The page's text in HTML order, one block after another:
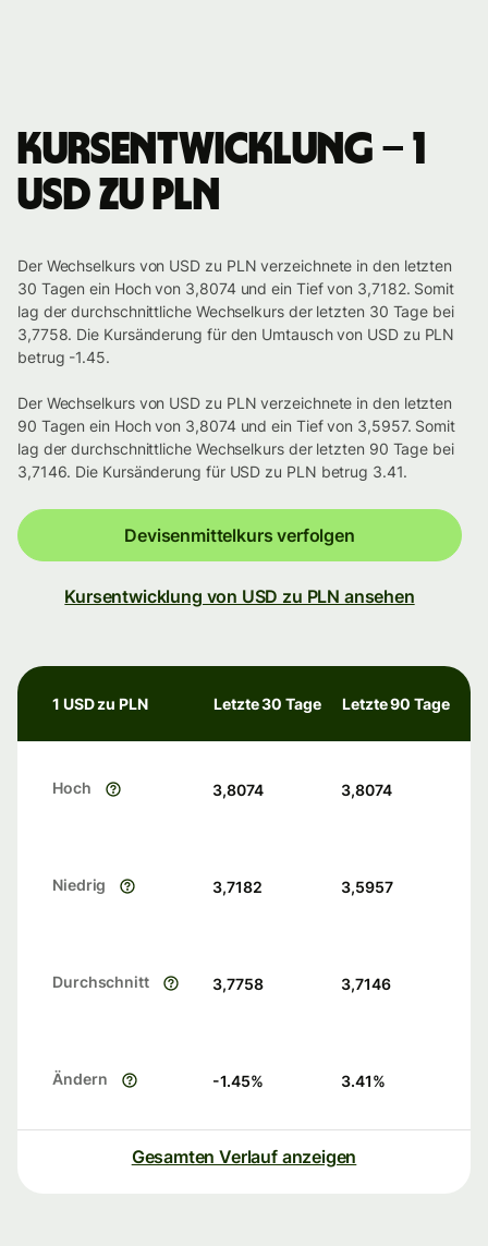
Kursentwicklung – 1
USD zu PLN
Der Wechselkurs von USD zu PLN verzeichnete in den letzten
30 Tagen ein Hoch von 3,8074 und ein Tief von 3,7182. Somit
lag der durchschnittliche Wechselkurs der letzten 30 Tage bei
3,7758. Die Kursänderung für den Umtausch von USD zu PLN
betrug -1.45.
Der Wechselkurs von USD zu PLN verzeichnete in den letzten
90 Tagen ein Hoch von 3,8074 und ein Tief von 3,5957. Somit
lag der durchschnittliche Wechselkurs der letzten 90 Tage bei
3,7146. Die Kursänderung für USD zu PLN betrug 3.41.
Devisenmittelkurs verfolgen
Kursentwicklung von USD zu PLN ansehen
1 USD zu PLN Letzte 30 Tage Letzte 90 Tage
Hoch 3,8074 3,8074
Niedrig 3,7182 3,5957
Durchschnitt 3,7758 3,7146
Ändern -1.45% 3.41%
Gesamten Verlauf anzeigen